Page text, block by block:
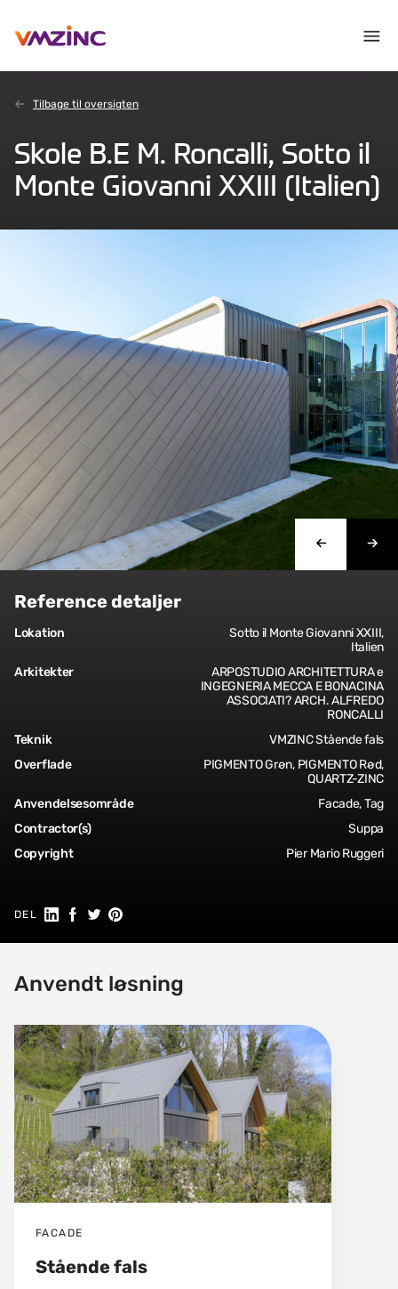
Tilbage til oversigten
Skole B.E M. Roncalli, Sotto il
Monte Giovanni XXIII (Italien)
Reference detaljer
Lokation
Sotto il Monte Giovanni XXIII,
Italien
Arkitekter
ARPOSTUDIO ARCHITETTURA e
INGEGNERIA MECCA E BONACINA
ASSOCIATI? ARCH. ALFREDO
RONCALLI
Teknik
VMZINC Stående fals
Overflade
PIGMENTO Grøn, PIGMENTO Rød,
QUARTZ-ZINC
Anvendelsesområde
Facade, Tag
Contractor(s)
Suppa
Copyright
Pier Mario Ruggeri
DEL Del på Linkedin
Del på Facebook
Share on Twitter
Share on Pinterest
Anvendt løsning
FACADE
Stående fals